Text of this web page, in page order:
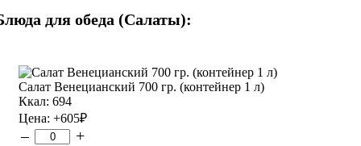
для обеда (Салаты):
Салат Венецианский 700 гр. (контейнер 1 л)
Ккал: 694
Цена: +605₽
– +